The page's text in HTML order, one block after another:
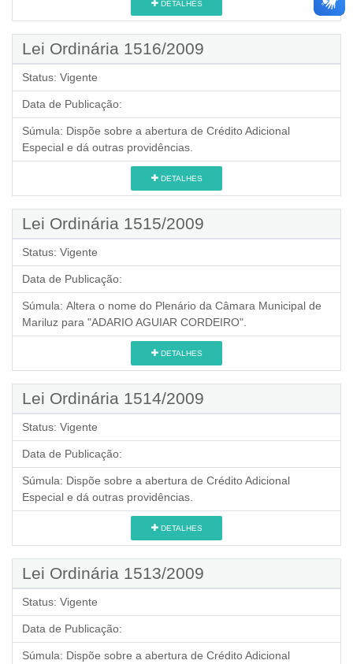
DETALHES
Lei Ordinária 1516/2009
Status: Vigente
Data de Publicação:
Súmula: Dispõe sobre a abertura de Crédito Adicional
Especial e dá outras providências.
DETALHES
Lei Ordinária 1515/2009
Status: Vigente
Data de Publicação:
Súmula: Altera o nome do Plenário da Câmara Municipal de
Mariluz para "ADARIO AGUIAR CORDEIRO".
DETALHES
Lei Ordinária 1514/2009
Status: Vigente
Data de Publicação:
Súmula: Dispõe sobre a abertura de Crédito Adicional
Especial e dá outras providências.
DETALHES
Lei Ordinária 1513/2009
Status: Vigente
Data de Publicação:
Súmula: Dispõe sobre a abertura de Crédito Adicional